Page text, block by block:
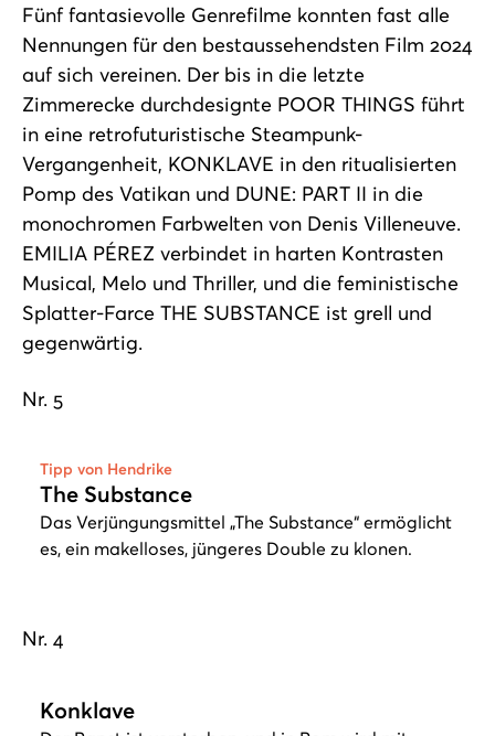
Fünf fantasievolle Genrefilme konnten fast alle
Nennungen für den bestaussehendsten Film 2024
auf sich vereinen. Der bis in die letzte
Zimmerecke durchdesignte POOR THINGS führt
in eine retrofuturistische Steampunk-
Vergangenheit, KONKLAVE in den ritualisierten
Pomp des Vatikan und DUNE: PART II in die
monochromen Farbwelten von Denis Villeneuve.
EMILIA PÉREZ verbindet in harten Kontrasten
Musical, Melo und Thriller, und die feministische
Splatter-Farce THE SUBSTANCE ist grell und
gegenwärtig.
Nr. 5
Tipp von Hendrike
The Substance
Das Verjüngungsmittel „The Substance“ ermöglicht
es, ein makelloses, jüngeres Double zu klonen.
Nr. 4
Konklave